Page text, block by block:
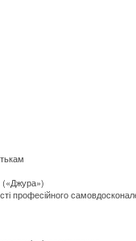
(«Джура»)
професійного